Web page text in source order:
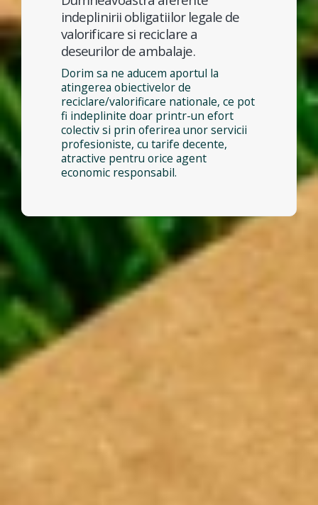
indeplinirii obligatiilor legale de
valorificare si reciclare a
deseurilor de ambalaje.
Dorim sa ne aducem aportul la
atingerea obiectivelor de
reciclare/valorificare nationale, ce pot
fi indeplinite doar printr-un efort
colectiv si prin oferirea unor servicii
profesioniste, cu tarife decente,
atractive pentru orice agent
economic responsabil.